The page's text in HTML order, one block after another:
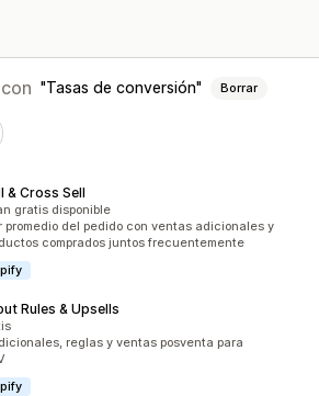
Tasas de conversión Borrar
& Cross Sell
total
gratis disponible
promedio del pedido con ventas adicionales y
comprados juntos frecuentemente
Rules & Upsells
reglas y ventas posventa para